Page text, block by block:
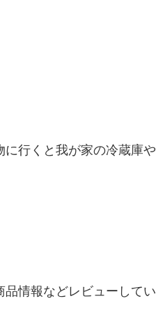
に行くと我が家の冷蔵庫や
品情報などレビューしてい